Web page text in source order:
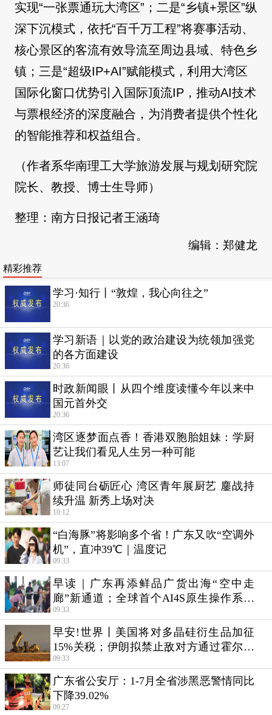
实现“一张票通玩大湾区”；二是“乡镇+景区”纵
深下沉模式，依托“百千万工程”将赛事活动、
核心景区的客流有效导流至周边县域、特色乡
镇；三是“超级IP+AI”赋能模式，利用大湾区
国际化窗口优势引入国际顶流IP，推动AI技术
与票根经济的深度融合，为消费者提供个性化
的智能推荐和权益组合。
（作者系华南理工大学旅游发展与规划研究院
院长、教授、博士生导师）
整理：南方日报记者王涵琦
编辑：郑健龙
精彩推荐